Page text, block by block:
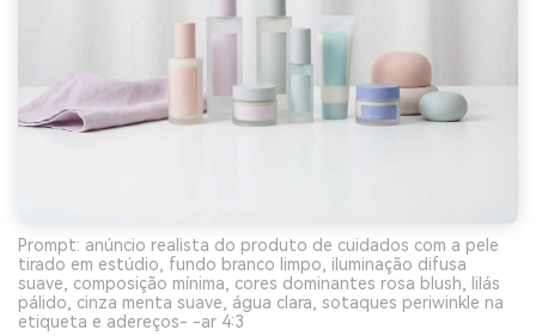
Prompt: anúncio realista do produto de cuidados com a pele
tirado em estúdio, fundo branco limpo, iluminação difusa
suave, composição mínima, cores dominantes rosa blush, lilás
pálido, cinza menta suave, água clara, sotaques periwinkle na
etiqueta e adereços- -ar 4:3